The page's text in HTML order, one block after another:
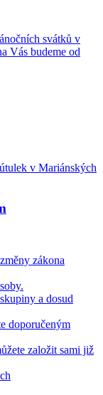
svátků v
Vás budeme od
v Mariánských
zákona
a dosud
doporučeným
založit sami již